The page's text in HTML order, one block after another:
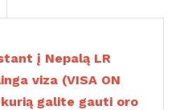
į Nepalą LR
viza (VISA ON
kurią galite gauti oro